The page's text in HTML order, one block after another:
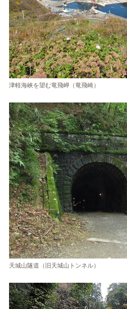
津軽海峡を望む竜飛岬（竜飛崎）
天城山隧道（旧天城山トンネル）